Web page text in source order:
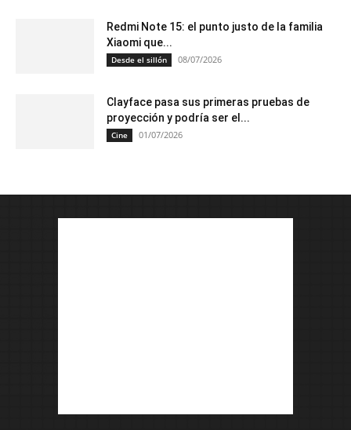
Redmi Note 15: el punto justo de la familia
Xiaomi que...
Desde el sillón 08/07/2026
Clayface pasa sus primeras pruebas de
proyección y podría ser el...
Cine 01/07/2026